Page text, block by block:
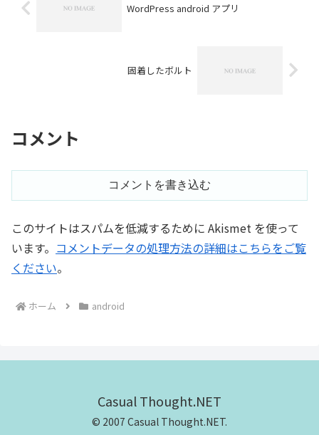
WordPress android アプリ
固着したボルト
コメント
コメントを書き込む
このサイトはスパムを低減するために Akismet を使って
います。 コメントデータの処理方法の詳細はこちらをご覧
ください。
ホーム android
Casual Thought.NET
© 2007 Casual Thought.NET.